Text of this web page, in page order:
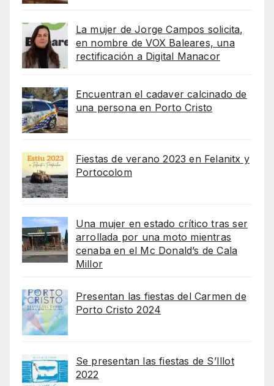
La mujer de Jorge Campos solicita,
en nombre de VOX Baleares, una
rectificación a Digital Manacor
Encuentran el cadaver calcinado de
una persona en Porto Cristo
Fiestas de verano 2023 en Felanitx y
Portocolom
Una mujer en estado crítico tras ser
arrollada por una moto mientras
cenaba en el Mc Donald’s de Cala
Millor
Presentan las fiestas del Carmen de
Porto Cristo 2024
Se presentan las fiestas de S’Illot
2022